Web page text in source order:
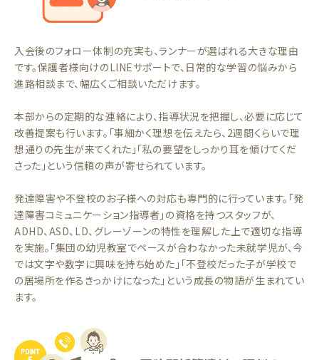
入会後のフォロー体制の充実も、ランナーが選ばれる大きな理由
です。保護者様向けのLINEサポートで、日常的な学習の悩みから
進路相談まで、幅広くご相談いただけます。
本部からの定期的な連絡により、指導状況を把握し、必要に応じて
改善提案も行います。「事細かく理想を伝えたら、2週間くらいで理
想通りの先生が来てくれた」「私の要望をしっかり耳を傾けてくだ
さった」という信頼の声が寄せられています。
発達障害や不登校のお子様への対応も専門的に行っています。「発
達障害コミュニケーション指導者」の資格を持つスタッフが、
ADHD、ASD、LD、グレーゾーンの特性を理解した上で適切な指導
を実施。「集団の幼児教室でペースが合わなかった未就学児が、今
では文字や数字に興味を持ち始めた」「不登校だった子が学校で
の居場所を作るきっかけになった」という成長の物語が生まれてい
ます。